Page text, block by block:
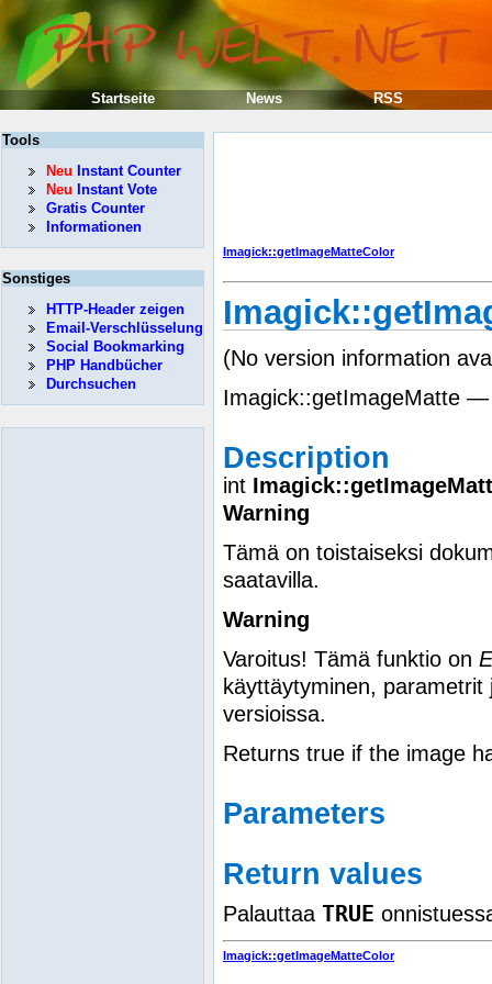
Imagick::getImageMatteColor
(No version information
Imagick::getImageMatte
Description
int
Warning
Tämä on toistaiseksi
saatavilla.
Warning
Varoitus! Tämä funktio on
käyttäytyminen,
versioissa.
Returns true if the image
Parameters
Return values
Palauttaa TRUE
Imagick::getImageMatteColor
Tools
Neu Instant Counter
Neu Instant Vote
Gratis Counter
Informationen
Sonstiges
HTTP-Header zeigen
Email-Verschlüsselung
Social Bookmarking
PHP Handbücher
Durchsuchen
Startseite News RSS